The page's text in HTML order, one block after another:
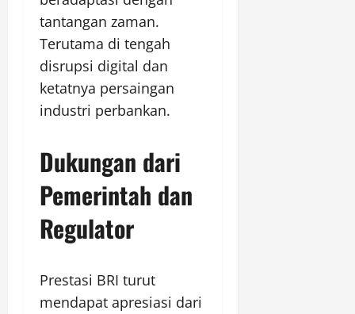
tantangan zaman.
Terutama di tengah
disrupsi digital dan
ketatnya persaingan
industri perbankan.
Dukungan dari
Pemerintah dan
Regulator
Prestasi BRI turut
mendapat apresiasi dari